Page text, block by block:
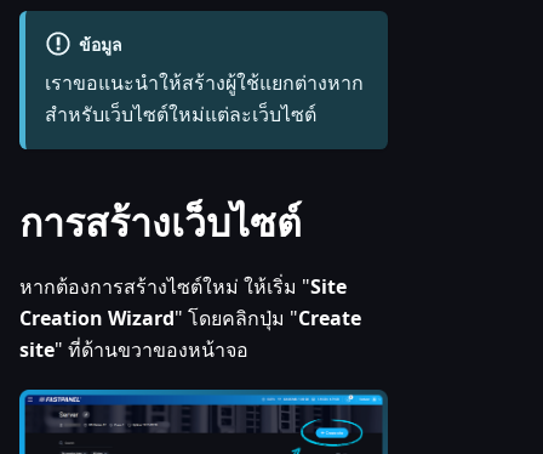
ข้อมูล
เราขอแนะนำให้สร้างผู้ใช้แยกต่างหาก
สำหรับเว็บไซต์ใหม่แต่ละเว็บไซต์
การสร้างเว็บไซต์
หากต้องการสร้างไซต์ใหม่ ให้เริ่ม "Site
Creation Wizard" โดยคลิกปุ่ม "Create
site" ที่ด้านขวาของหน้าจอ